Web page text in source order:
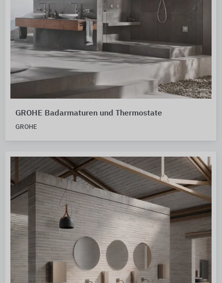
GROHE Badarmaturen und Thermostate
GROHE